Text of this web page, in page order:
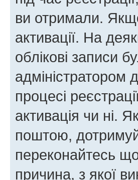
ви отримали.
активації. На
облікові записи
адміністратором
процесі
активація чи ні.
поштою,
переконайтесь
причина, з якої